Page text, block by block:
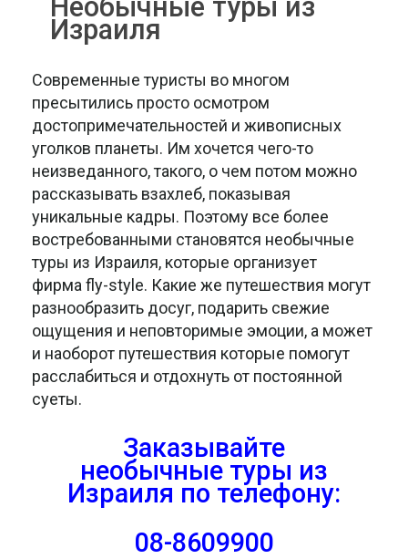
Необычные туры из
Израиля
Современные туристы во многом
пресытились просто осмотром
достопримечательностей и живописных
уголков планеты. Им хочется чего-то
неизведанного, такого, о чем потом можно
рассказывать взахлеб, показывая
уникальные кадры. Поэтому все более
востребованными становятся необычные
туры из Израиля, которые организует
фирма fly-style. Какие же путешествия могут
разнообразить досуг, подарить свежие
ощущения и неповторимые эмоции, а может
и наоборот путешествия которые помогут
расслабиться и отдохнуть от постоянной
суеты.
Заказывайте
необычные туры из
Израиля по телефону:
08-8609900